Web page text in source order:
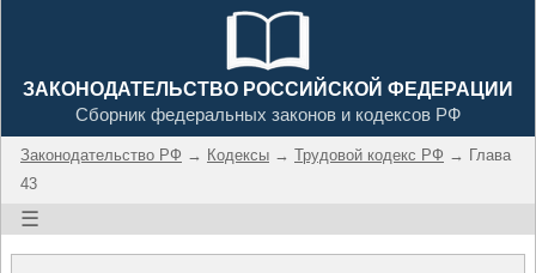
ЗАКОНОДАТЕЛЬСТВО РОССИЙСКОЙ ФЕДЕРАЦИИ
Сборник федеральных законов и кодексов РФ
Законодательство РФ → Кодексы → Трудовой кодекс РФ → Глава
43
☰